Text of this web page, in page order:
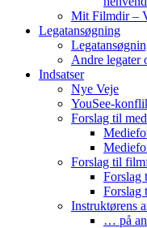
Mit Filmdir –
Legatansøgning
Andre legater
Indsatser
Nye Veje
YouSee-
Forslag til
Forslag til
Forslag
Forslag
Instruktørens
… på